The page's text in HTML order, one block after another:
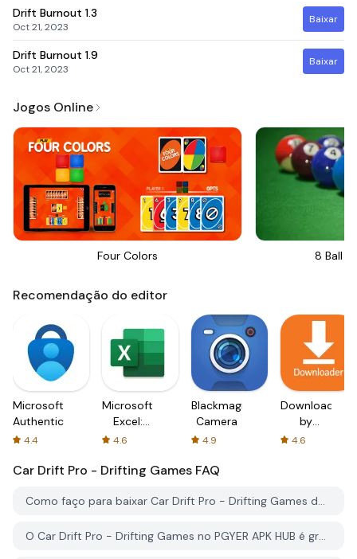
Drift Burnout 1.3
Oct 21, 2023
Baixar
Drift Burnout 1.9
Oct 21, 2023
Baixar
Jogos Online
Four Colors 8 Ball
Recomendação do editor
Microsoft
Authenticator
4.4
Microsoft
Excel:
Spreadsheets
4.6
Blackmagic
Camera
4.9
Downloader
by
AFTVnews
4.6
Car Drift Pro - Drifting Games FAQ
Como faço para baixar Car Drift Pro - Drifting Games do PGYER APK HUB?
O Car Drift Pro - Drifting Games no PGYER APK HUB é gratuito para baixar?